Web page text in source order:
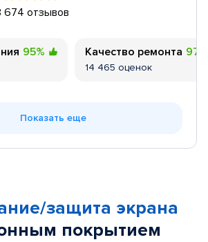
674 отзывов
95% Качество ремонта 97%
14 465 оценок
Показать еще
защита экрана
покрытием